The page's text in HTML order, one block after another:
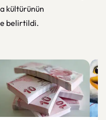
kültürünün
belirtildi.